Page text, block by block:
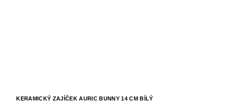
KERAMICKÝ ZAJÍČEK AURIC BUNNY 14 CM BÍLÝ